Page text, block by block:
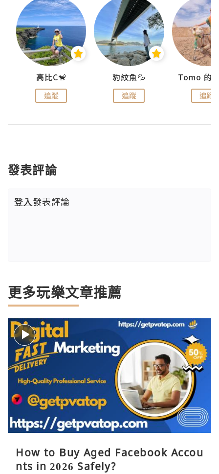
高比C🐒
追蹤
豹紋魚💦
追蹤 追蹤
發表評論
登入發表評論
更多玩樂文章推薦
How to Buy Aged Facebook Accou
nts in 2026 Safely?